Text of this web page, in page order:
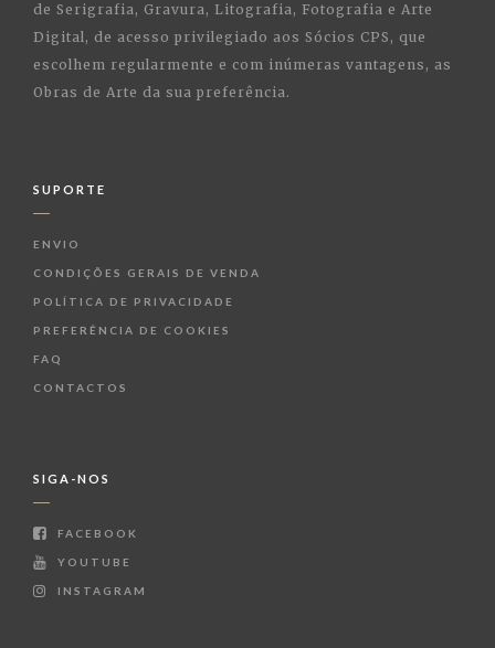
de Serigrafia, Gravura, Litografia, Fotografia e Arte
Digital, de acesso privilegiado aos Sócios CPS, que
escolhem regularmente e com inúmeras vantagens, as
Obras de Arte da sua preferência.
SUPORTE
ENVIO
CONDIÇÕES GERAIS DE VENDA
POLÍTICA DE PRIVACIDADE
PREFERÊNCIA DE COOKIES
FAQ
CONTACTOS
SIGA-NOS
FACEBOOK
YOUTUBE
INSTAGRAM